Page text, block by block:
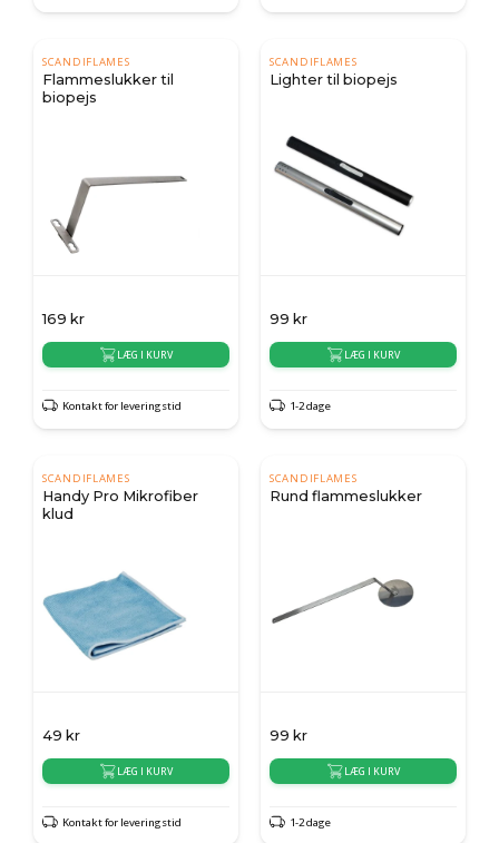
SCANDIFLAMES
Flammeslukker til
biopejs
169 kr
LÆG I KURV
Kontakt for leveringstid
SCANDIFLAMES
Lighter til biopejs
99 kr
LÆG I KURV
1-2 dage
SCANDIFLAMES
Handy Pro Mikrofiber
klud
49 kr
LÆG I KURV
Kontakt for leveringstid
SCANDIFLAMES
Rund flammeslukker
99 kr
LÆG I KURV
1-2 dage